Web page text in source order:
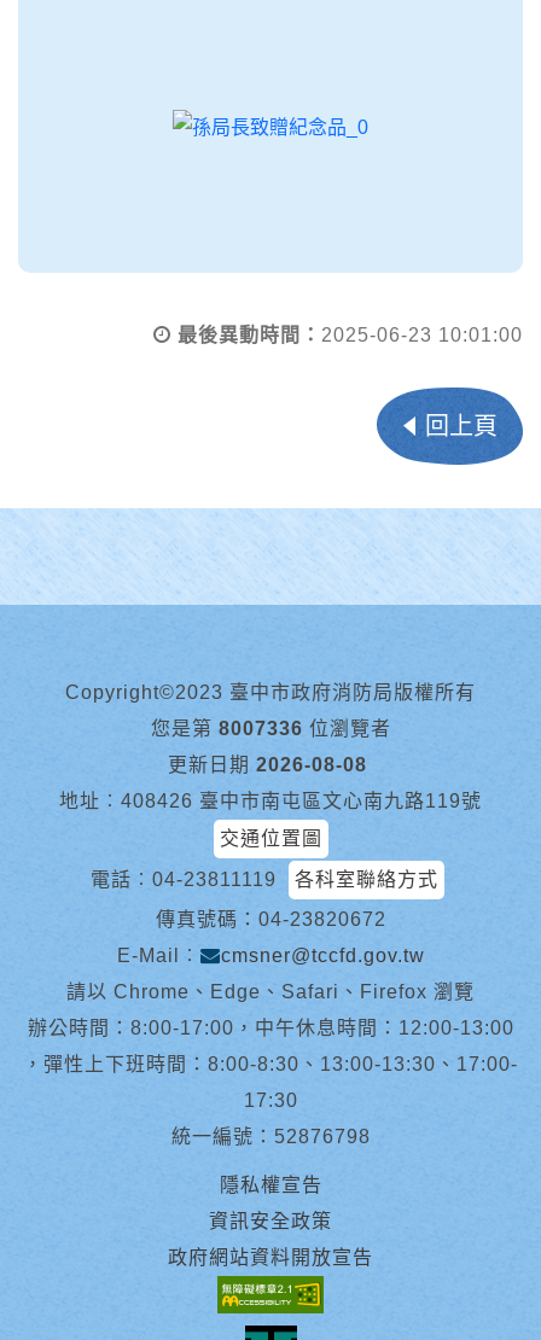
最後異動時間： 2025-06-23 10:01:00
回上頁
Copyright©2023 臺中市政府消防局版權所有
您是第 8007336 位瀏覽者
更新日期 2026-08-08
地址︰408426 臺中市南屯區文心南九路119號
交通位置圖
電話︰ 04-23811119
各科室聯絡方式
傳真號碼：04-23820672
E-Mail︰
cmsner@tccfd.gov.tw
請以 Chrome、Edge、Safari、Firefox 瀏覽
辦公時間：8:00-17:00，中午休息時間：12:00-13:00
，彈性上下班時間：8:00-8:30、13:00-13:30、17:00-
17:30
統一編號：52876798
隱私權宣告
資訊安全政策
政府網站資料開放宣告